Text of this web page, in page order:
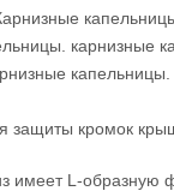
карнизные
кромок
имеет L-образную